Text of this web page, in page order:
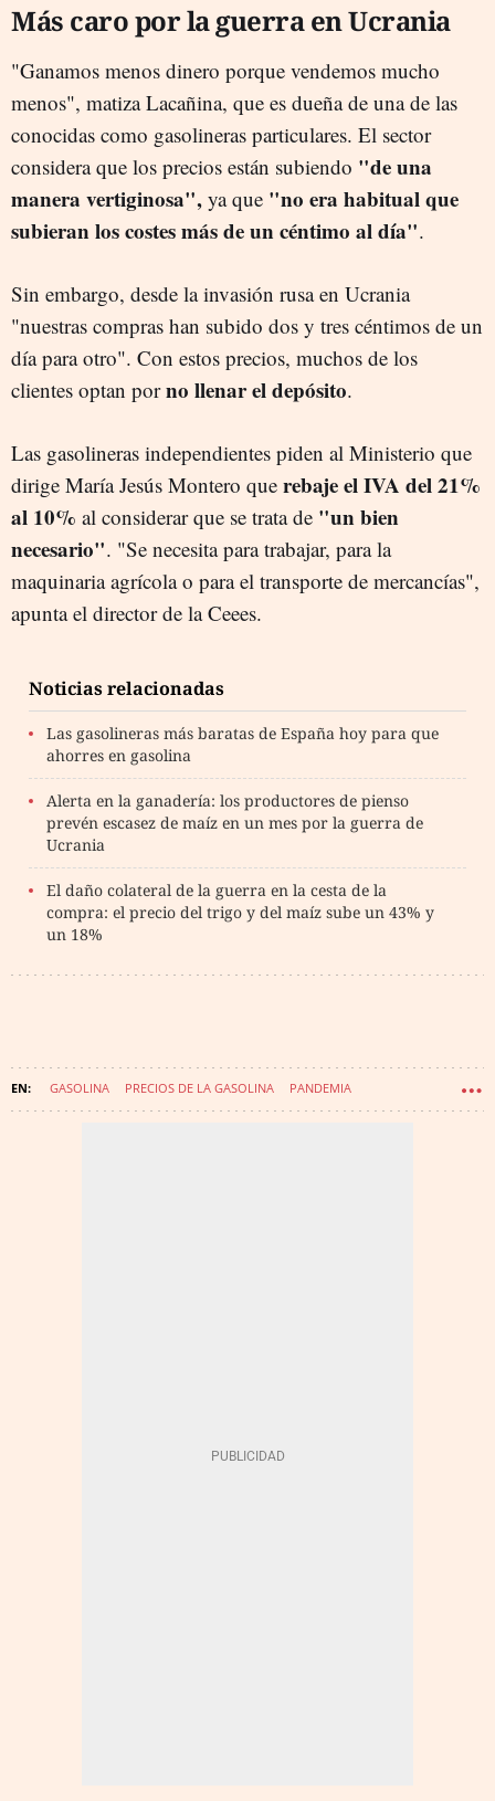
Más caro por la guerra en Ucrania
"Ganamos menos dinero porque vendemos mucho
menos", matiza Lacañina, que es dueña de una de las
conocidas como gasolineras particulares. El sector
considera que los precios están subiendo "de una
manera vertiginosa", ya que "no era habitual que
subieran los costes más de un céntimo al día".
Sin embargo, desde la invasión rusa en Ucrania
"nuestras compras han subido dos y tres céntimos de un
día para otro". Con estos precios, muchos de los
clientes optan porno llenar el depósito.
Las gasolineras independientes piden al Ministerio que
dirige María Jesús Montero que rebaje el IVA del 21%
al 10% al considerar que se trata de "un bien
necesario". "Se necesita para trabajar, para la
maquinaria agrícola o para el transporte de mercancías",
apunta el director de la Ceees.
Noticias relacionadas
Las gasolineras más baratas de España hoy para que
ahorres en gasolina
Alerta en la ganadería: los productores de pienso
prevén escasez de maíz en un mes por la guerra de
Ucrania
El daño colateral de la guerra en la cesta de la
compra: el precio del trigo y del maíz sube un 43% y
un 18%
GASOLINA PRECIOS DE LA GASOLINA PANDEMIA